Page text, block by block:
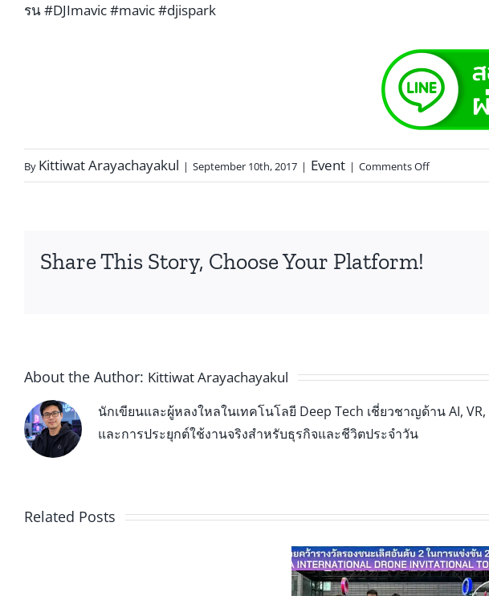
รน#DJImavic#mavic#djispark
By Kittiwat Arayachayakul | September 10th, 2017 | Event | Comments Off
Share This Story, Choose Your Platform!
About the Author: Kittiwat Arayachayakul
นักเขียนและผู้หลงใหลในเทคโนโลยี Deep Tech เชี่ยวชาญด้าน AI,
และการประยุกต์ใช้งานจริงสำหรับธุรกิจและชีวิตประจำวัน
Related Posts
อบรม